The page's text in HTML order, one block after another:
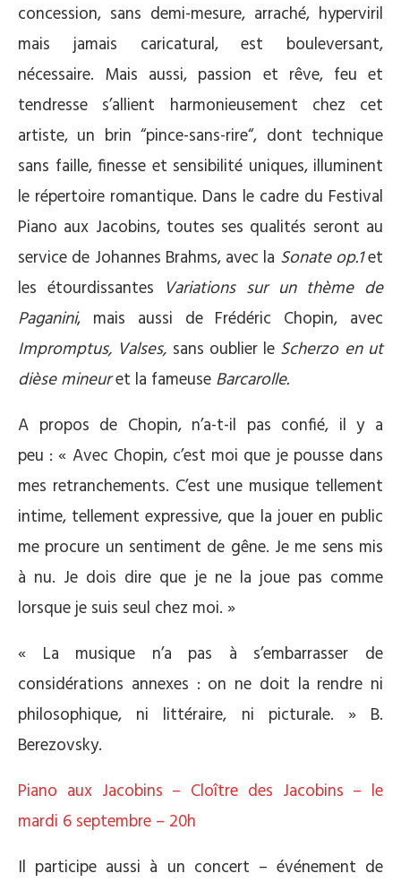
concession, sans demi-mesure, arraché, hyperviril
mais jamais caricatural, est bouleversant,
nécessaire. Mais aussi, passion et rêve, feu et
tendresse s’allient harmonieusement chez cet
artiste, un brin “pince-sans-rire“, dont technique
sans faille, finesse et sensibilité uniques, illuminent
le répertoire romantique. Dans le cadre du Festival
Piano aux Jacobins, toutes ses qualités seront au
service de Johannes Brahms, avec la Sonate op.1et
les étourdissantes Variations sur un thème de
Paganini, mais aussi de Frédéric Chopin, avec
Impromptus, Valses, sans oublier le Scherzo en ut
dièse mineuret la fameuse Barcarolle.
A propos de Chopin, n’a-t-il pas confié, il y a
peu : « Avec Chopin, c’est moi que je pousse dans
mes retranchements. C’est une musique tellement
intime, tellement expressive, que la jouer en public
me procure un sentiment de gêne. Je me sens mis
à nu. Je dois dire que je ne la joue pas comme
lorsque je suis seul chez moi. »
« La musique n’a pas à s’embarrasser de
considérations annexes : on ne doit la rendre ni
philosophique, ni littéraire, ni picturale. » B.
Berezovsky.
Piano aux Jacobins – Cloître des Jacobins – le
mardi 6 septembre – 20h
Il participe aussi à un concert – événement de